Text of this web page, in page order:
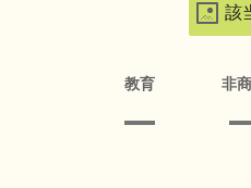
該
教育 非